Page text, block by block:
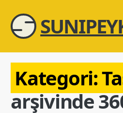
Kategori:
arşivinde